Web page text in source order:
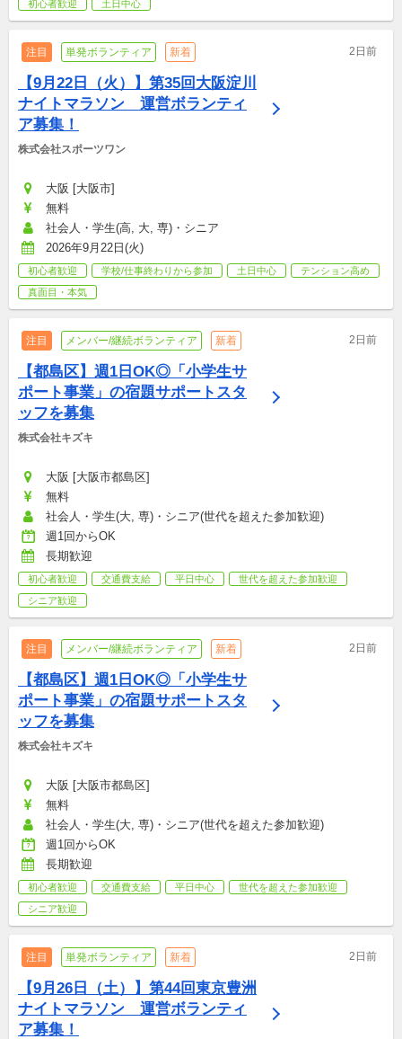
初心者歓迎 土日中心
注目 単発ボランティア 新着 2日前
【9月22日（火）】第35回大阪淀川
ナイトマラソン　運営ボランティ
ア募集！
株式会社スポーツワン
大阪 [大阪市]
無料
社会人・学生(高, 大, 専)・シニア
2026年9月22日(火)
初心者歓迎 学校/仕事終わりから参加 土日中心
テンション高め
真面目・本気
注目 メンバー/継続ボランティア 新着 2日前
【都島区】週1日OK◎「小学生サ
ポート事業」の宿題サポートスタ
ッフを募集
株式会社キズキ
大阪 [大阪市都島区]
無料
社会人・学生(大, 専)・シニア(世代を超えた参加歓迎)
週1回からOK
長期歓迎
初心者歓迎 交通費支給 平日中心
世代を超えた参加歓迎
シニア歓迎
注目 メンバー/継続ボランティア 新着 2日前
【都島区】週1日OK◎「小学生サ
ポート事業」の宿題サポートスタ
ッフを募集
株式会社キズキ
大阪 [大阪市都島区]
無料
社会人・学生(大, 専)・シニア(世代を超えた参加歓迎)
週1回からOK
長期歓迎
初心者歓迎 交通費支給 平日中心
世代を超えた参加歓迎
シニア歓迎
注目 単発ボランティア 新着 2日前
【9月26日（土）】第44回東京豊洲
ナイトマラソン　運営ボランティ
ア募集！